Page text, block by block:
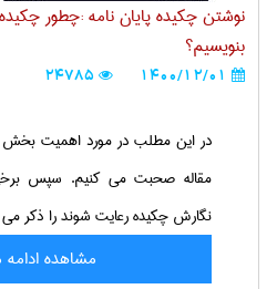
نوشتن چکیده پایان نامه :چطور
بنویسیم؟
1400/12/01
24785
در این مطلب در مورد اهمیت بخش
مقاله صحبت می کنیم. سپس
نگارش چکیده رعایت شوند را ذکر می
مشاهده